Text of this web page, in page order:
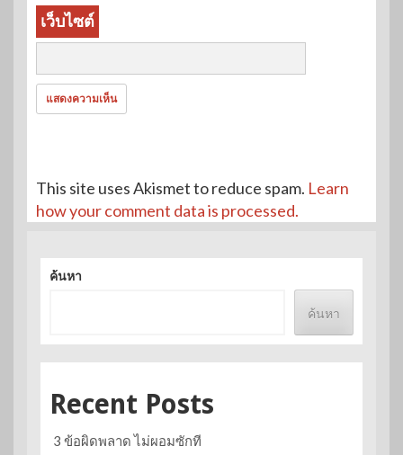
เว็บไซต์
This site uses Akismet to reduce spam. Learn
how your comment data is processed.
ค้นหา
ค้นหา
Recent Posts
3 ข้อผิดพลาด ไม่ผอมซักที